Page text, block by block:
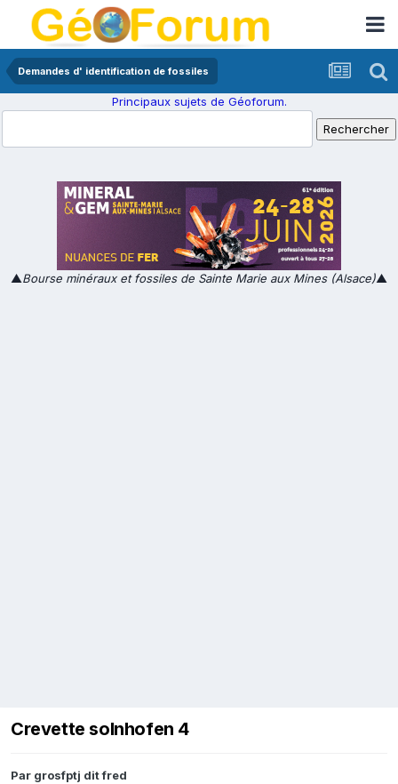
Demandes d' identification de fossiles
Principaux sujets de Géoforum.
▲Bourse minéraux et fossiles de Sainte Marie aux Mines (Alsace)▲
Crevette solnhofen 4
Par grosfptj dit fred